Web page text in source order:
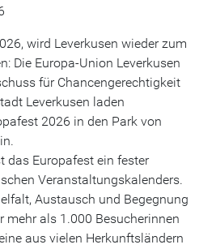
wird Leverkusen wieder zum
Die Europa-Union Leverkusen
für Chancengerechtigkeit
Leverkusen laden
2026 in den Park von
das Europafest ein fester
Veranstaltungskalenders.
Austausch und Begegnung
mehr als 1.000 Besucherinnen
aus vielen Herkunftsländern